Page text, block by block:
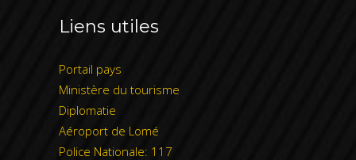
Liens utiles
Portail pays
Ministère du tourisme
Diplomatie
Aéroport de Lomé
Police Nationale: 117